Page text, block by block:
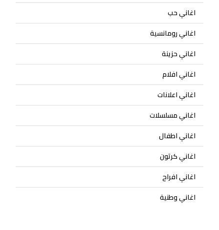
اغاني حب
اغاني رومانسية
اغاني حزينة
اغاني افلام
اغاني اعلانات
اغاني مسلسلات
اغاني اطفال
اغاني كرتون
اغاني افراح
اغاني وطنية